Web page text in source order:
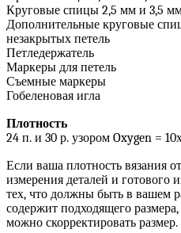
Круговые спицы 2,5 мм и 3,5
Дополнительные круговые
незакрытых петель
Петледержатель
Маркеры для петель
Съемные маркеры
Гобеленовая игла
Плотность
24 п. и 30 р. узором Oxygen =
Если ваша плотность вязания
измерения деталей и готового
тех, что должны быть в вашем
содержит подходящего
можно скорректировать размер.